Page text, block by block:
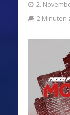
2.
2 Minuten